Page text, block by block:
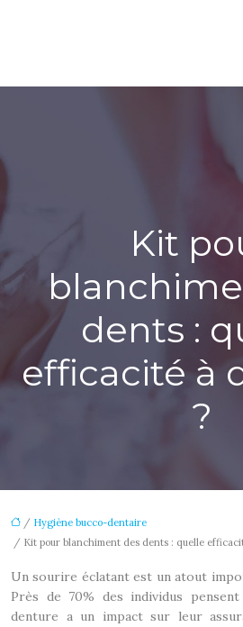
Kit
dents :
efficacité à
?
/ Hygiène bucco-dentaire
/ Kit pour blanchiment des dents : quelle
Un sourire éclatant est un atout
Près de 70% des individus
denture a un impact sur leur